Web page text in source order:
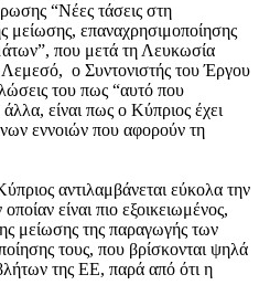
“Νέες τάσεις στη
μείωσης, επαναχρησιμοποίησης
που μετά τη Λευκωσία
ο Συντονιστής του Έργου
του πως “αυτό που
είναι πως ο Κύπριος έχει
εννοιών που αφορούν τη
αντιλαμβάνεται εύκολα την
είναι πιο εξοικειωμένος,
μείωσης της παραγωγής των
τους, που βρίσκονται ψηλά
της ΕΕ, παρά από ότι η